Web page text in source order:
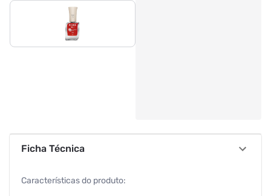
Ficha Técnica
Características do produto: